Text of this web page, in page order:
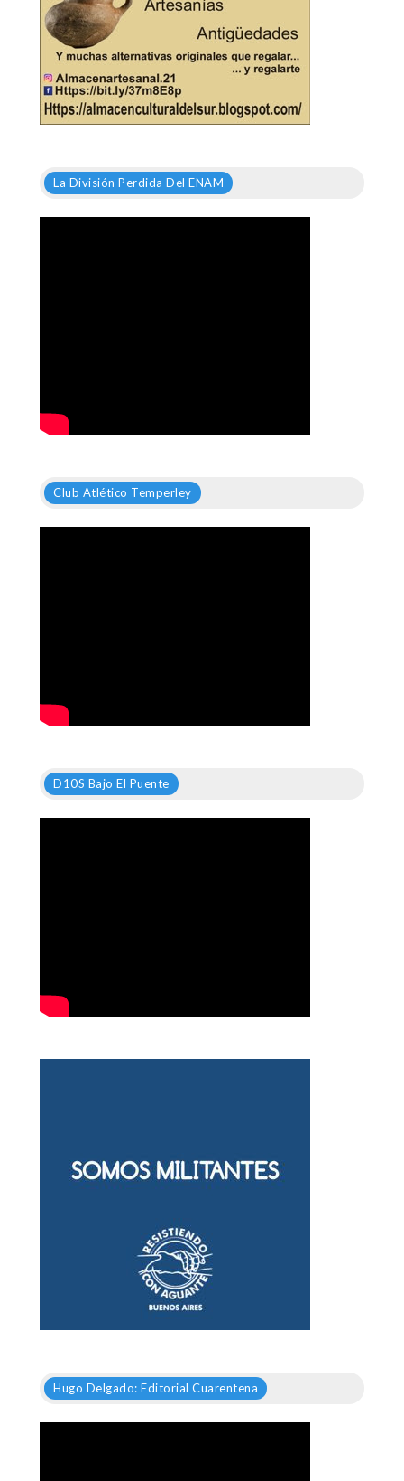
La División Perdida Del ENAM
Club Atlético Temperley
D10S Bajo El Puente
Hugo Delgado: Editorial Cuarentena